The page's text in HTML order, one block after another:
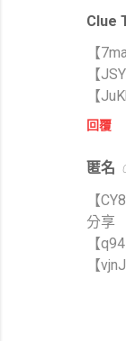
Clue
【
【
【
回覆
匿名
【
分享
【
【